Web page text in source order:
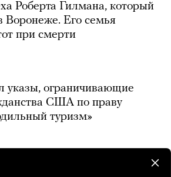
Роберта Гилмана, который
Воронеже. Его семья
при смерти
указы, ограничивающие
США по праву
туризм»
открыл стрельбу в школе